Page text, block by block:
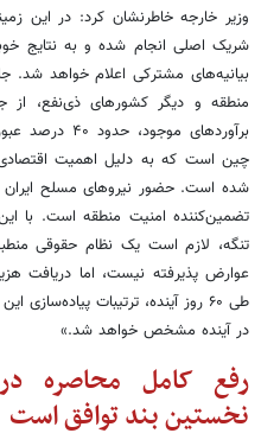
وزیر خارجه خاطرنشان کرد: در این
شریک اصلی انجام شده و به نتایج
بیانیه‌های مشترکی اعلام خواهد شد.
منطقه و دیگر کشورهای ذی‌نفع،
برآوردهای
چین است که به دلیل اهمیت
شده است. حضور نیروهای مسلح
تضمین‌کننده امنیت منطقه است. با
تنگه، لازم است یک نظام حقوقی
عوارض پذیرفته نیست، اما دریافت
طی ۶۰ روز آینده، ترتیبات
در آینده مشخص خواهد شد.»
رفع کامل محاصره
نخستین بند توافق است